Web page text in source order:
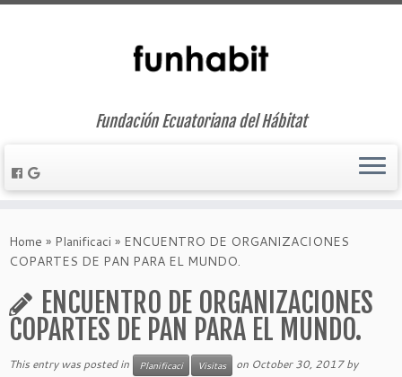
to
content
Fundación Ecuatoriana del Hábitat
Home » Planificaci » ENCUENTRO DE ORGANIZACIONES
COPARTES DE PAN PARA EL MUNDO.
ENCUENTRO DE ORGANIZACIONES
COPARTES DE PAN PARA EL MUNDO.
This entry was posted in Planificaci Visitas on October 30, 2017 by